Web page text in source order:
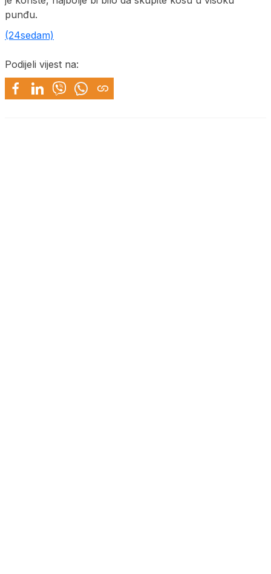
punđu.
(24sedam)
Podijeli vijest na: